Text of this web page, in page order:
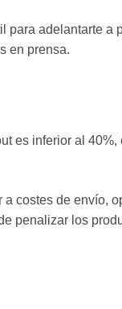
para adelantarte a
en prensa.
es inferior al 40%,
costes de envío,
penalizar los